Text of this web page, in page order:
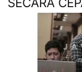
SECARA